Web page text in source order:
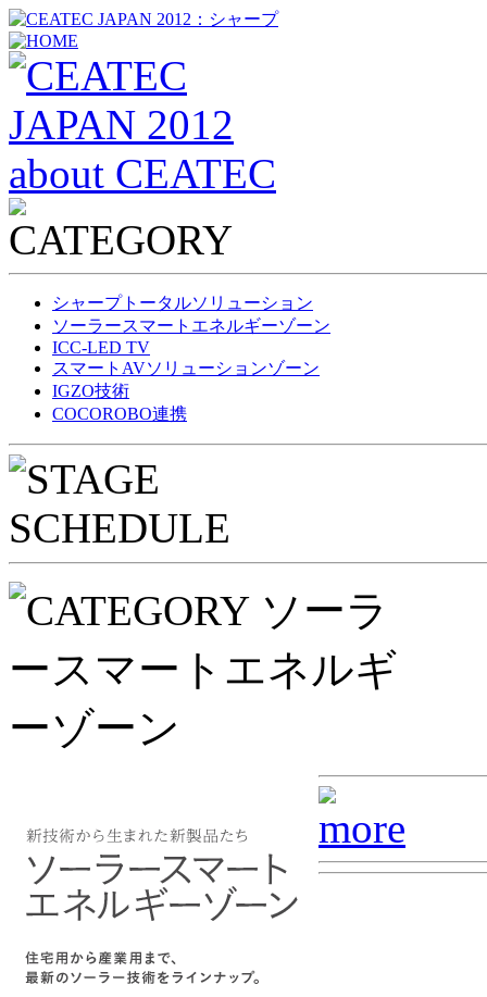
シャープトータルソリューション
ソーラースマートエネルギーゾーン
ICC-LED TV
スマートAVソリューションゾーン
IGZO技術
COCOROBO連携